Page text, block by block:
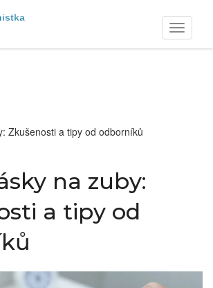
Zobrazit
navigaci
Zkušenosti a tipy od odborníků
na zuby:
a tipy od